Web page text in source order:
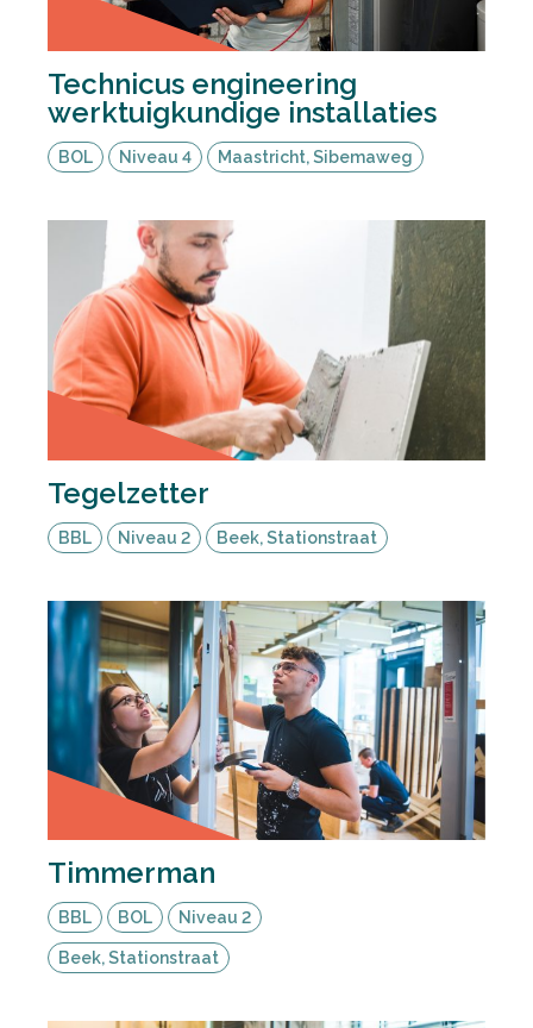
Technicus engineering
werktuigkundige installaties
BOL Niveau 4 Maastricht, Sibemaweg
Tegelzetter
BBL Niveau 2 Beek, Stationstraat
Timmerman
BBL BOL Niveau 2
Beek, Stationstraat